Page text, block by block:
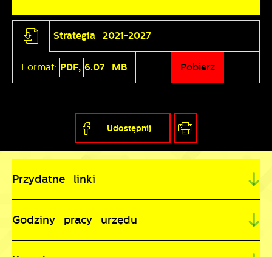
Strategia 2021-2027
Format: PDF, 6.07 MB Pobierz
Udostępnij
Przydatne linki
Godziny pracy urzędu